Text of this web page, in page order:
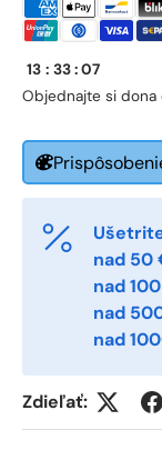
Antall *
Objednajte si do
13 : 33:07
na
nad 50
nad
nad
nad
Zdieľať: